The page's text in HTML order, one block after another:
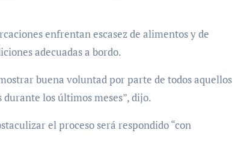
enfrentan escasez de alimentos y de
adecuadas a bordo.
buena voluntad por parte de todos aquellos
los últimos meses”, dijo.
el proceso será respondido “con